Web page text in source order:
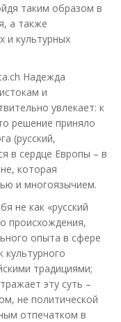
таким образом в
а также
и культурных
Надежда
и
увлекает: к
решение приняло
(русский,
в сердце Европы – в
которая
и многоязычием.
не как «русский
происхождения,
опыта в сфере
культурного
традициями;
эту суть –
не политической
отпечатком в